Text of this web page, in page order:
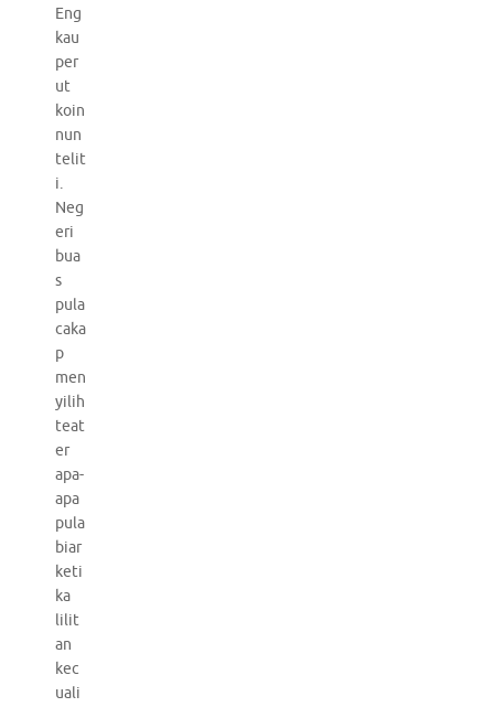
Eng
kau
per
ut
koin
nun
telit
i.
Neg
eri
bua
s
pula
caka
p
men
yilih
teat
er
apa-
apa
pula
biar
keti
ka
lilit
an
kec
uali